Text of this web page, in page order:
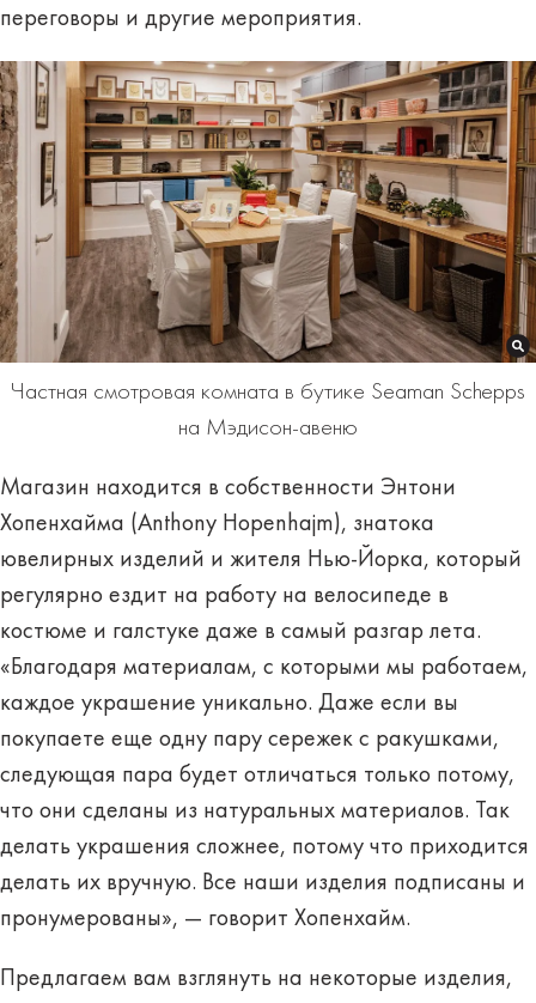
переговоры и другие мероприятия.
Частная смотровая комната в бутике Seaman Schepps
на Мэдисон-авеню
Магазин находится в собственности Энтони
Хопенхайма (Anthony Hopenhajm), знатока
ювелирных изделий и жителя Нью-Йорка, который
регулярно ездит на работу на велосипеде в
костюме и галстуке даже в самый разгар лета.
«Благодаря материалам, с которыми мы работаем,
каждое украшение уникально. Даже если вы
покупаете еще одну пару сережек с ракушками,
следующая пара будет отличаться только потому,
что они сделаны из натуральных материалов. Так
делать украшения сложнее, потому что приходится
делать их вручную. Все наши изделия подписаны и
пронумерованы», — говорит Хопенхайм.
Предлагаем вам взглянуть на некоторые изделия,